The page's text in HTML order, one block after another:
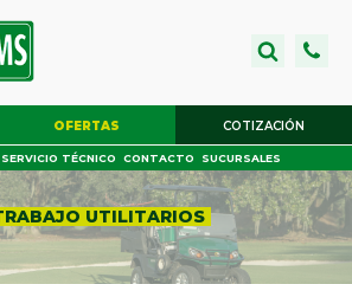
OFERTAS COTIZACIÓN
SERVICIO TÉCNICO CONTACTO SUCURSALES
UTILITARIOS